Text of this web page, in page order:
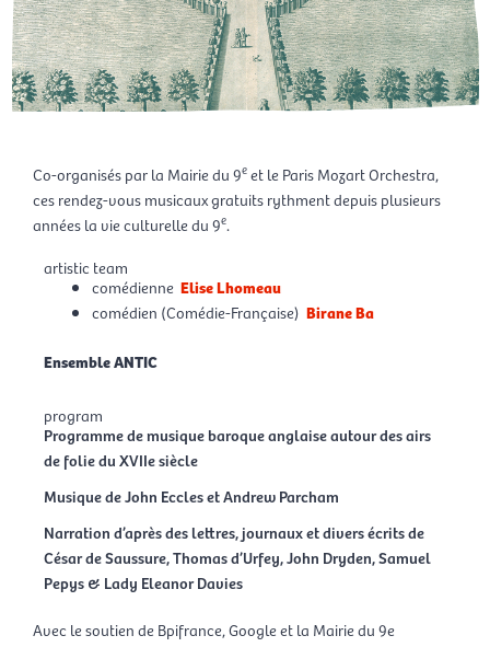
Co-organisés par la Mairie du 9eet le Paris Mozart Orchestra,
ces rendez-vous musicaux gratuits rythment depuis plusieurs
années la vie culturelle du 9e.
artistic team
comédienne Elise Lhomeau
comédien (Comédie-Française) Birane Ba
Ensemble ANTIC
program
Programme de musique baroque anglaise autour des airs
de folie du XVIIe siècle
Musique de John Eccles et Andrew Parcham
Narration d’après des lettres, journaux et divers écrits de
César de Saussure, Thomas d’Urfey, John Dryden, Samuel
Pepys & Lady Eleanor Davies
Avec le soutien de Bpifrance, Google et la Mairie du 9e